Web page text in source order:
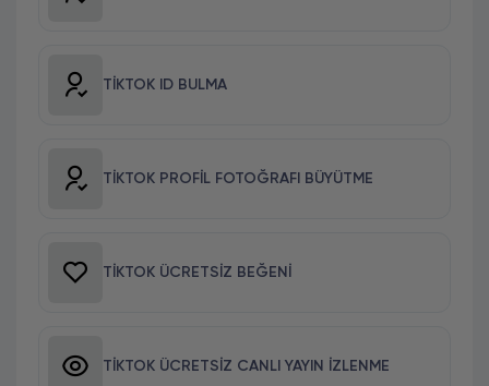
TIKTOK ID BULMA
TIKTOK PROFIL FOTOĞRAFI BÜYÜTME
TIKTOK ÜCRETSIZ BEĞENI
TIKTOK ÜCRETSIZ CANLI YAYIN İZLENME